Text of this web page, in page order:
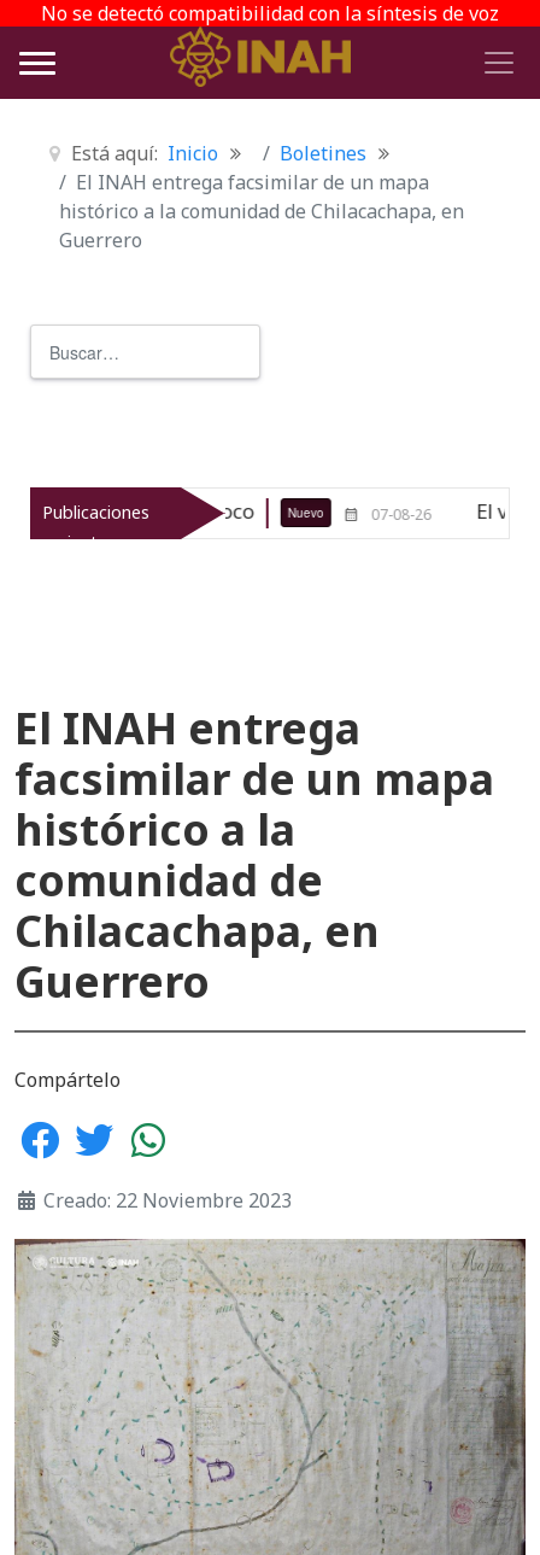
No se detectó compatibilidad con la síntesis de voz
Está aquí: Inicio
Boletines
El INAH entrega facsimilar de un mapa
histórico a la comunidad de Chilacachapa, en
Guerrero
Publicaciones
recientes
de Texcoco Nuevo 07-08-26 El viaje del jíkuri:
El INAH entrega
facsimilar de un mapa
histórico a la
comunidad de
Chilacachapa, en
Guerrero
Compártelo
Creado: 22 Noviembre 2023